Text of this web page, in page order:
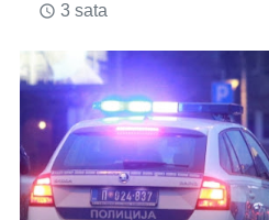
access_time 3 sata